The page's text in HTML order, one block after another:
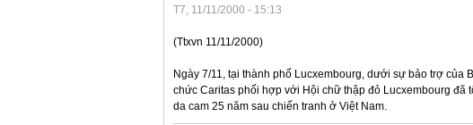
T7, 11/11/2000 - 15:13
(Ttxvn 11/11/2000)
Ngày 7/11, tại thành phố Lucxembourg, dưới sự bảo trợ của
chức Caritas phối hợp với Hội chữ thập đỏ Lucxembourg đã
da cam 25 năm sau chiến tranh ở Việt Nam.